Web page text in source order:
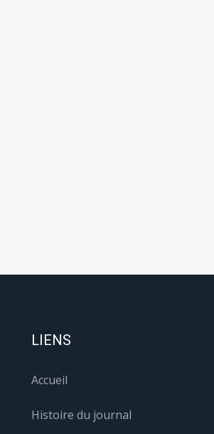
LIENS
Histoire du journal
Articles
Publications